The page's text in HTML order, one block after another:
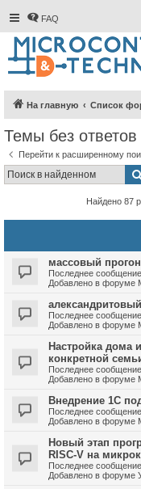
FAQ
На главную Список
Темы без ответов
Перейти к расширенному
Найдено 87
массовый
Последнее сообщение
Добавлено в форуме
Последнее сообщение
Добавлено в форуме
Настройка дома
конкретной
Последнее сообщение
Добавлено в форуме
Внедрение 1С
Последнее сообщение
Добавлено в форуме
Новый этап
RISC-V на
Последнее сообщение
Добавлено в форуме